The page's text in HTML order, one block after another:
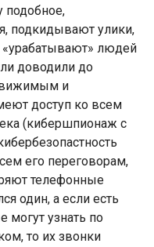
подобное,
подкидывают улики,
«урабатывают» людей
доводили до
и
доступ ко всем
(кибершпионаж с
его переговорам,
телефонные
один, а если есть
могут узнать по
то их звонки